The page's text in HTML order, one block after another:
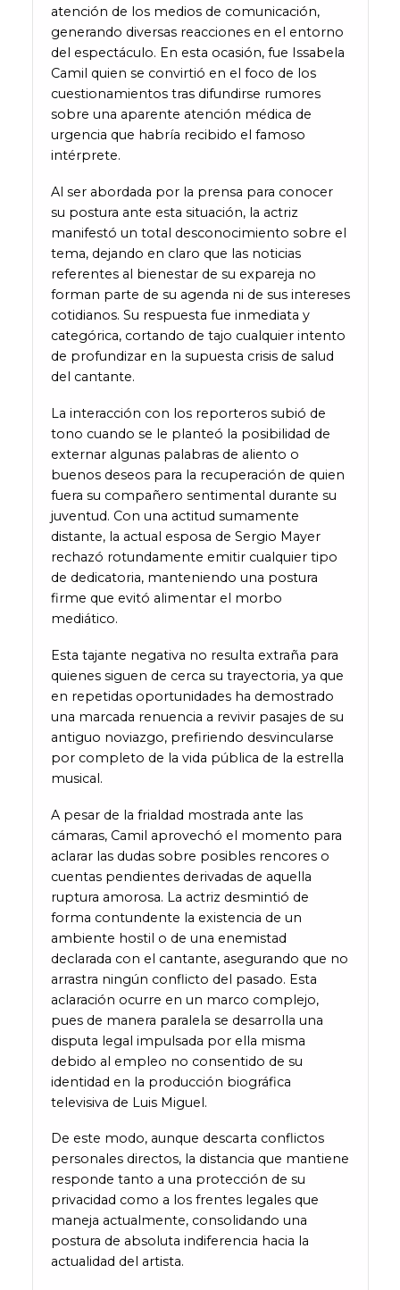
atención de los medios de comunicación,
generando diversas reacciones en el entorno
del espectáculo. En esta ocasión, fue Issabela
Camil quien se convirtió en el foco de los
cuestionamientos tras difundirse rumores
sobre una aparente atención médica de
urgencia que habría recibido el famoso
intérprete.
Al ser abordada por la prensa para conocer
su postura ante esta situación, la actriz
manifestó un total desconocimiento sobre el
tema, dejando en claro que las noticias
referentes al bienestar de su expareja no
forman parte de su agenda ni de sus intereses
cotidianos. Su respuesta fue inmediata y
categórica, cortando de tajo cualquier intento
de profundizar en la supuesta crisis de salud
del cantante.
La interacción con los reporteros subió de
tono cuando se le planteó la posibilidad de
externar algunas palabras de aliento o
buenos deseos para la recuperación de quien
fuera su compañero sentimental durante su
juventud. Con una actitud sumamente
distante, la actual esposa de Sergio Mayer
rechazó rotundamente emitir cualquier tipo
de dedicatoria, manteniendo una postura
firme que evitó alimentar el morbo
mediático.
Esta tajante negativa no resulta extraña para
quienes siguen de cerca su trayectoria, ya que
en repetidas oportunidades ha demostrado
una marcada renuencia a revivir pasajes de su
antiguo noviazgo, prefiriendo desvincularse
por completo de la vida pública de la estrella
musical.
A pesar de la frialdad mostrada ante las
cámaras, Camil aprovechó el momento para
aclarar las dudas sobre posibles rencores o
cuentas pendientes derivadas de aquella
ruptura amorosa. La actriz desmintió de
forma contundente la existencia de un
ambiente hostil o de una enemistad
declarada con el cantante, asegurando que no
arrastra ningún conflicto del pasado. Esta
aclaración ocurre en un marco complejo,
pues de manera paralela se desarrolla una
disputa legal impulsada por ella misma
debido al empleo no consentido de su
identidad en la producción biográfica
televisiva de Luis Miguel.
De este modo, aunque descarta conflictos
personales directos, la distancia que mantiene
responde tanto a una protección de su
privacidad como a los frentes legales que
maneja actualmente, consolidando una
postura de absoluta indiferencia hacia la
actualidad del artista.